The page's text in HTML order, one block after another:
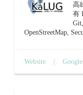
高
有
OpenStreetMap,
Website